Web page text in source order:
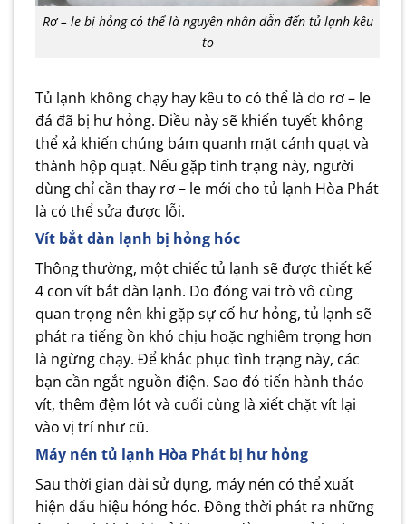
Rơ – le bị hỏng có thể là nguyên nhân dẫn đến tủ lạnh kêu
to
Tủ lạnh không chạy hay kêu to có thể là do rơ – le
đá đã bị hư hỏng. Điều này sẽ khiến tuyết không
thể xả khiến chúng bám quanh mặt cánh quạt và
thành hộp quạt. Nếu gặp tình trạng này, người
dùng chỉ cần thay rơ – le mới cho tủ lạnh Hòa Phát
là có thể sửa được lỗi.
Vít bắt dàn lạnh bị hỏng hóc
Thông thường, một chiếc tủ lạnh sẽ được thiết kế
4 con vít bắt dàn lạnh. Do đóng vai trò vô cùng
quan trọng nên khi gặp sự cố hư hỏng, tủ lạnh sẽ
phát ra tiếng ồn khó chịu hoặc nghiêm trọng hơn
là ngừng chạy. Để khắc phục tình trạng này, các
bạn cần ngắt nguồn điện. Sao đó tiến hành tháo
vít, thêm đệm lót và cuối cùng là xiết chặt vít lại
vào vị trí như cũ.
Máy nén tủ lạnh Hòa Phát bị hư hỏng
Sau thời gian dài sử dụng, máy nén có thể xuất
hiện dấu hiệu hỏng hóc. Đồng thời phát ra những